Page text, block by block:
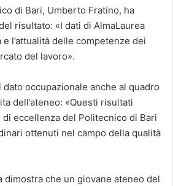
di Bari, Umberto Fratino, ha
risultato: «I dati di AlmaLaurea
l’attualità delle competenze dei
del lavoro».
occupazionale anche al quadro
dell’ateneo: «Questi risultati
eccellenza del Politecnico di Bari
ottenuti nel campo della qualità
dimostra che un giovane ateneo del